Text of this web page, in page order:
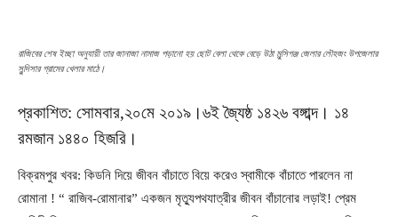
রাজিবের শেষ ইচ্ছা অনুযায়ী তার জানাজা নামাজ পড়ানো হয় ছোট বেলা থেকে বেড়ে উঠা মুন্সিগঞ্জ জেলার লৌহজং উপজেলার
সুন্দিসার গ্রামের খেলার মাঠে।
প্রকাশিত: সোমবার,২০মে ২০১৯।৬ই জ্যৈষ্ঠ ১৪২৬ বঙ্গাব্দ। ১৪
রমজান ১৪৪০ হিজরি।
বিক্রমপুর খবর: কিডনি দিয়ে জীবন বাঁচাতে বিয়ে করেও স্বামীকে বাঁচাতে পারলেন না
রোমানা ! “ রাজিব-রোমানার” একজন মৃত্যুপথযাত্রীর জীবন বাঁচানোর লড়াই! প্রেম